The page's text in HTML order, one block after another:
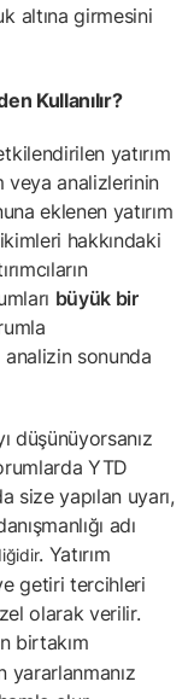
altına girmesini
Kullanılır?
yatırım
veya analizlerinin
eklenen yatırım
hakkındaki
büyük bir
analizin sonunda
düşünüyorsanız
YTD
size yapılan uyarı,
adı
. Yatırım
getiri tercihleri
olarak verilir.
birtakım